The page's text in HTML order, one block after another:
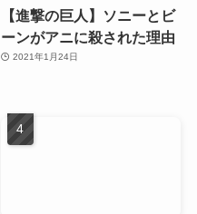
【進撃の巨人】ソニーとビ
ーンがアニに殺された理由
2021年1月24日